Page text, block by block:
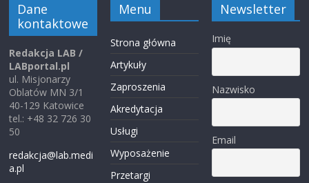
Dane
kontaktowe
Redakcja LAB /
LABportal.pl
ul. Misjonarzy
Oblatów MN 3/1
40-129 Katowice
tel.: +48 32 726 30
50
redakcja@lab.medi
a.pl
Menu
Strona główna
Artykuły
Zaproszenia
Akredytacja
Usługi
Wyposażenie
Przetargi
Newsletter
Imię
Nazwisko
Email